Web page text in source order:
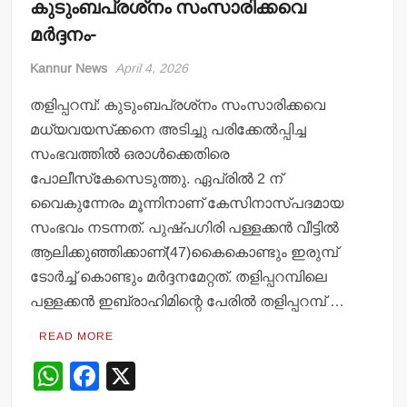
കുടുംബപ്രശ്‌നം സംസാരിക്കവെ
മര്‍ദ്ദനം-
Kannur News April 4, 2026
തളിപ്പറമ്പ്: കുടുംബപ്രശ്‌നം സംസാരിക്കവെ
മധ്യവയസ്‌ക്കനെ അടിച്ചു പരിക്കേല്‍പ്പിച്ച
സംഭവത്തില്‍ ഒരാള്‍ക്കെതിരെ
പോലീസ്‌കേസെടുത്തു. ഏപ്രില്‍ 2 ന്
വൈകുന്നേരം മൂന്നിനാണ് കേസിനാസ്പദമായ
സംഭവം നടന്നത്. പുഷ്പഗിരി പള്ളക്കന്‍ വീട്ടില്‍
ആലിക്കുഞ്ഞിക്കാണ്(47)കൈകൊണ്ടും ഇരുമ്പ്
ടോര്‍ച്ച് കൊണ്ടും മര്‍ദ്ദനമേറ്റത്. തളിപ്പറമ്പിലെ
പള്ളക്കന്‍ ഇബ്രാഹിമിന്റെ പേരില്‍ തളിപ്പറമ്പ് …
READ MORE
W
F